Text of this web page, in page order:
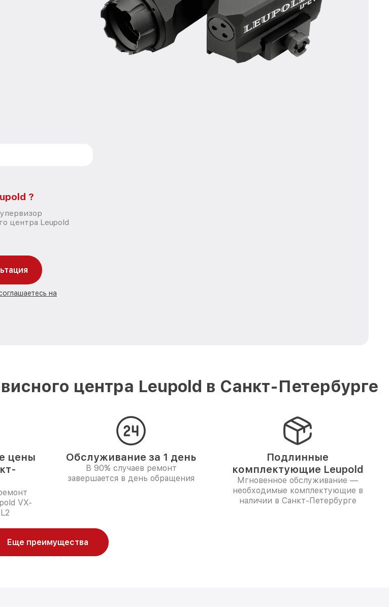
?
центра Leupold
на
центра Leupold в Санкт-Петербурге
цены
VX-
Обслуживание за 1 день
В 90% случаев ремонт
завершается в день обращения
Подлинные
комплектующие Leupold
Мгновенное обслуживание —
необходимые комплектующие в
наличии в Санкт-Петербурге
Еще преимущества